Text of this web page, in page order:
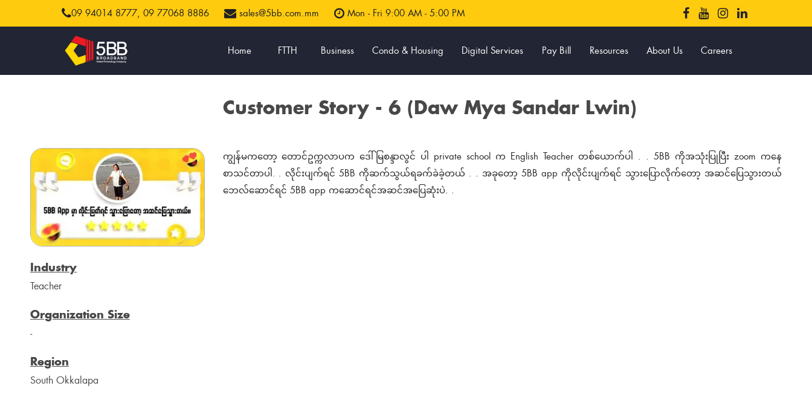
09 94014 8777, 09 77068 8886 sales@5bb.com.mm Mon - Fri 9:00 AM - 5:00 PM
Home FTTH Business Condo & Housing Digital Services Pay Bill Resources About Us Careers
Customer Story - 6 (Daw Mya Sandar Lwin)
Industry
Teacher
Organization Size
-
Region
South Okkalapa
ကျွန်မကတော့ တောင်ဥက္ကလာပက ဒေါ်မြစန္ဒာလွင် ပါ private school က English Teacher တစ်ယောက်ပါ . . 5BB ကိုအသုံးပြုပြီး zoom ကနေ
စာသင်တာပါ. . လိုင်းပျက်ရင် 5BB ကိုဆက်သွယ်ရခက်ခဲခဲ့တယ် . . အခုတော့ 5BB app ကိုလိုင်းပျက်ရင် သွားပြောလိုက်တော့ အဆင်ပြေသွားတယ်
ဘေလ်ဆောင်ရင် 5BB app ကဆောင်ရင်အဆင်အပြေဆုံးပဲ. .